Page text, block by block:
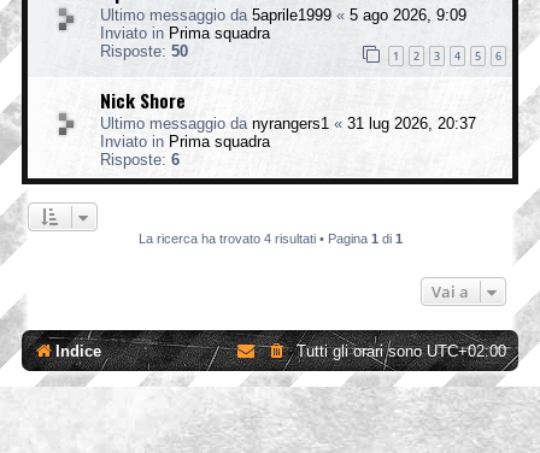
Ultimo messaggio da 5aprile1999 « 5 ago 2026, 9:09
Inviato in Prima squadra
Risposte: 50 1 2 3 4 5 6
Nick Shore
Ultimo messaggio da nyrangers1 « 31 lug 2026, 20:37
Inviato in Prima squadra
Risposte: 6
La ricerca ha trovato 4 risultati • Pagina 1 di 1
Vai a
Indice Tutti gli orari sonoUTC+02:00